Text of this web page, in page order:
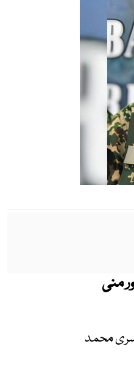
منی
محمد